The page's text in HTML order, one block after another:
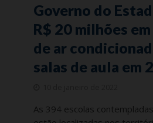
Governo do
R$ 20 milhões
de ar
salas de aula em
As 394 escolas